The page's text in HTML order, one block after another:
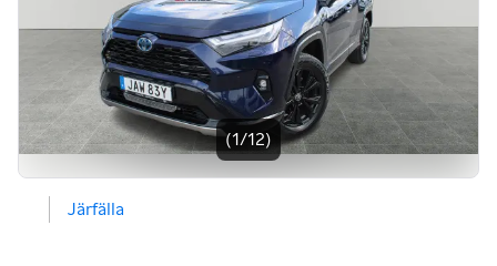
Bildgalleri
(1/12)
Järfälla